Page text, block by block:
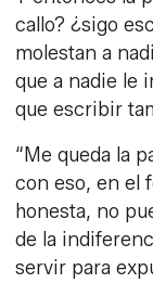
callo? ¿sigo
molestan a
que a nadie le
que escribir
“Me queda la
con eso, en el
honesta, no
de la
servir para